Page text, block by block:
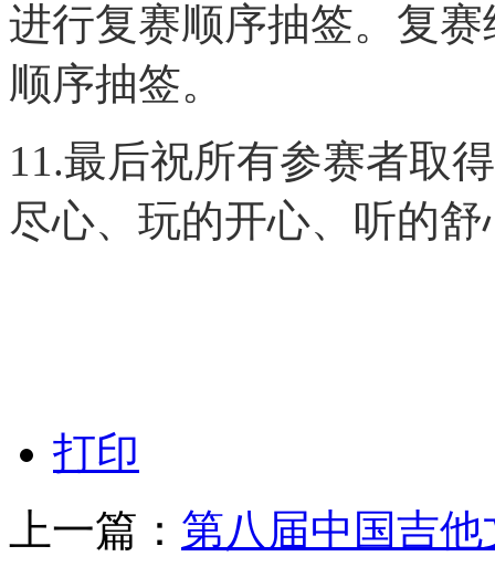
进行复赛顺序抽签。复
顺序抽签。
11.最后祝所有参赛者取
尽心、玩的开心、听的舒
打印
上一篇： 第八届中国吉